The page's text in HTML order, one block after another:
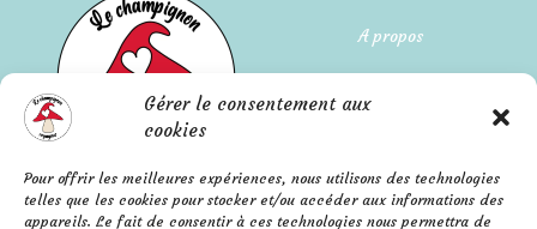
Gérer le consentement aux
cookies
Pour offrir les meilleures expériences, nous utilisons des technologies
telles que les cookies pour stocker et/ou accéder aux informations des
appareils. Le fait de consentir à ces technologies nous permettra de
A propos
L'histoire de l'entreprise
Mentions légales
Confidentialité
FAQ